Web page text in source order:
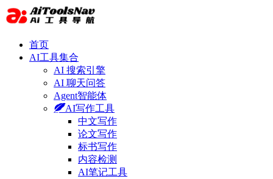
首页
AI工具集合
AI 搜索引擎
AI 聊天问答
Agent智能体
AI写作工具
中文写作
论文写作
标书写作
内容检测
AI笔记工具